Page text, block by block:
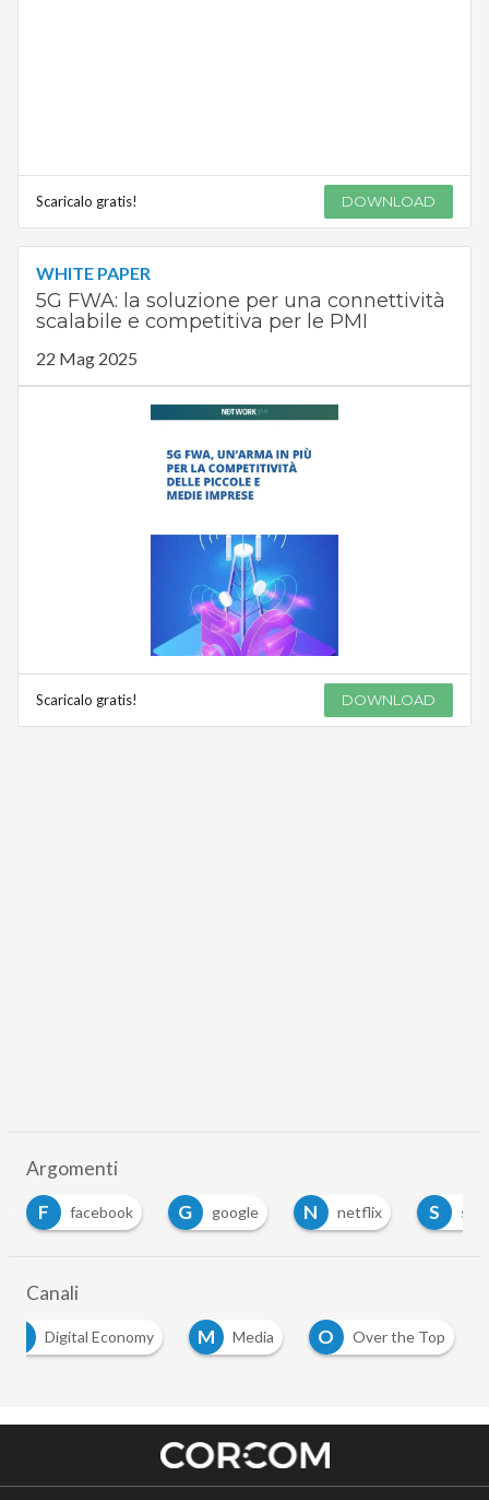
Scaricalo gratis! DOWNLOAD
WHITE PAPER
5G FWA: la soluzione per una connettività
scalabile e competitiva per le PMI
22 Mag 2025
Scaricalo gratis! DOWNLOAD
Argomenti
F
facebook G google N netflix S
Canali
Digital Economy M Media O Over the Top